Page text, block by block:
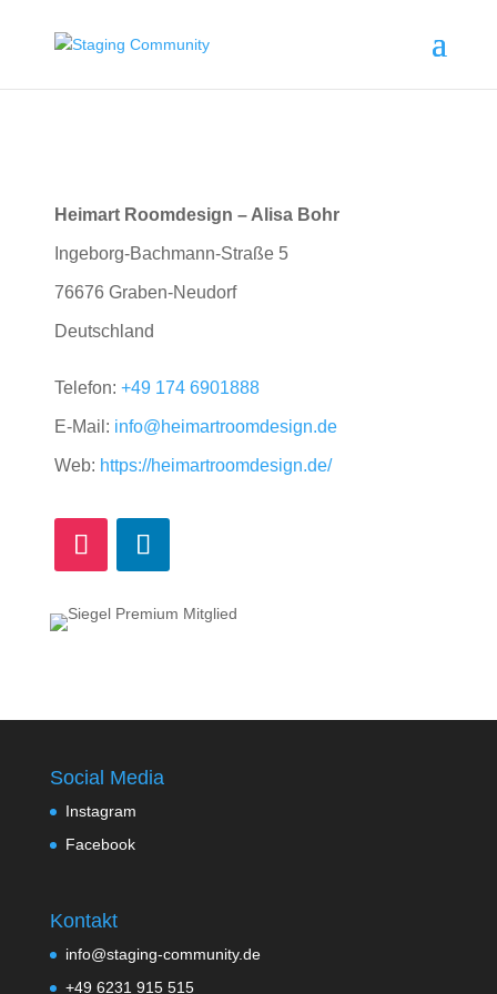
Heimart Roomdesign – Alisa Bohr
Ingeborg-Bachmann-Straße 5
76676 Graben-Neudorf
Deutschland
Telefon: +49 174 6901888
E-Mail: info@heimartroomdesign.de
Web: https://heimartroomdesign.de/
Social Media
Instagram
Facebook
Kontakt
info@staging-community.de
+49 6231 915 515